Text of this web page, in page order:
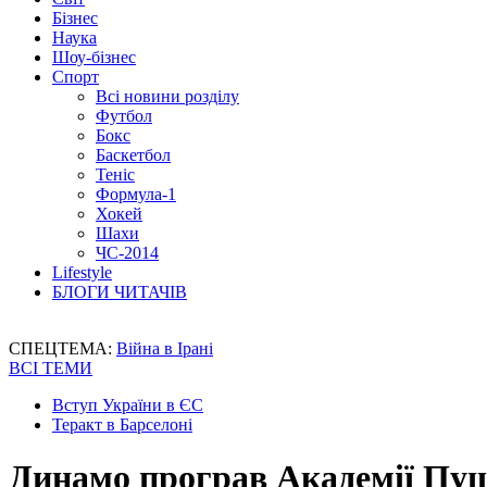
Бізнес
Наука
Шоу-бізнес
Спорт
Всі новини розділу
Футбол
Бокс
Баскетбол
Теніс
Формула-1
Хокей
Шахи
ЧС-2014
Lifestyle
БЛОГИ ЧИТАЧІВ
СПЕЦТЕМА: Війна в Ірані
ВСІ ТЕМИ
Вступ України в ЄС
Теракт в Барселоні
Динамо програв Академії